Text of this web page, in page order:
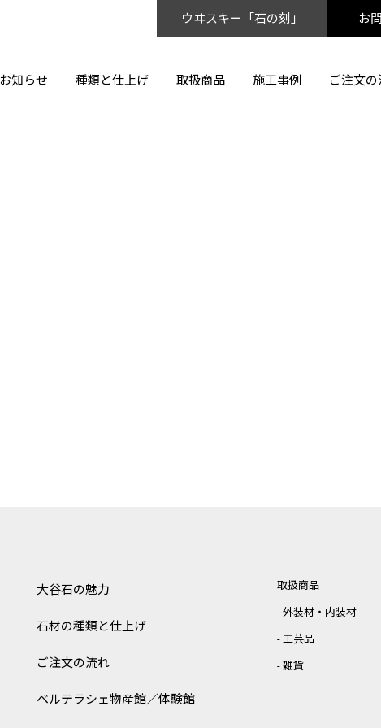
お知らせ 種類と仕上げ 取扱商品 施工事例 ご注文の
ウヰスキー「石の刻」 お
大谷石の魅力
石材の種類と仕上げ
ご注文の流れ
ベルテラシェ物産館／体験館
取扱商品
外装材・内装材
工芸品
雑貨